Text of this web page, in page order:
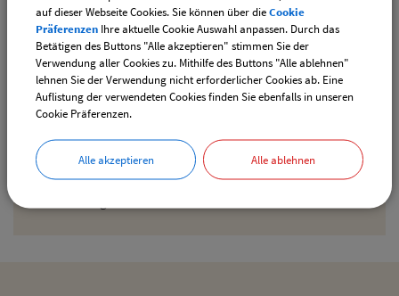
Gemeinde Pliening
Geltinger Str. 18
downloaden
Drucken
auf dieser Webseite Cookies. Sie können über dieCookie
Präferenzen Ihre aktuelle Cookie Auswahl anpassen. Durch das
Betätigen des Buttons "Alle akzeptieren" stimmen Sie der
Verwendung aller Cookies zu. Mithilfe des Buttons "Alle ablehnen"
lehnen Sie der Verwendung nicht erforderlicher Cookies ab. Eine
Auflistung der verwendeten Cookies finden Sie ebenfalls in unseren
Cookie Präferenzen.
Alle akzeptieren Alle ablehnen